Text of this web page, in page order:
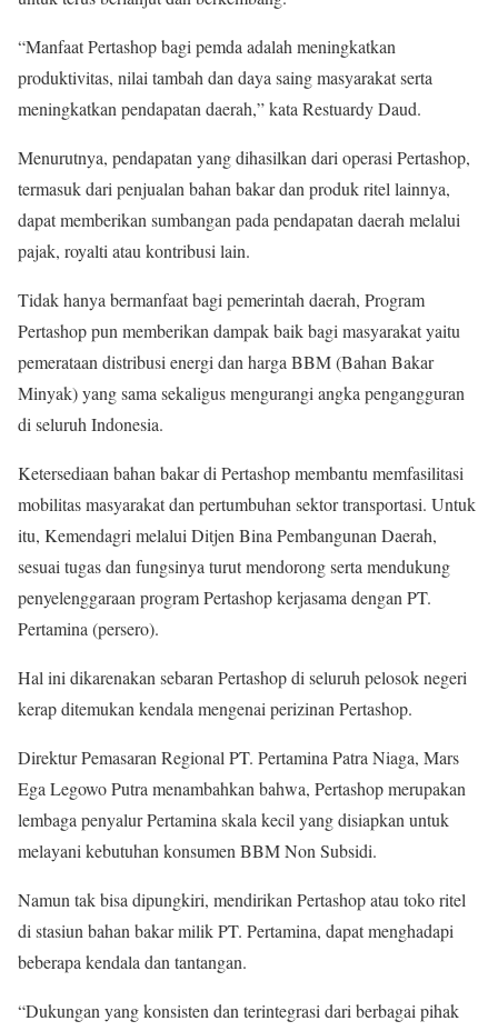
“Manfaat Pertashop bagi pemda adalah meningkatkan
produktivitas, nilai tambah dan daya saing masyarakat serta
meningkatkan pendapatan daerah,” kata Restuardy Daud.
Menurutnya, pendapatan yang dihasilkan dari operasi Pertashop,
termasuk dari penjualan bahan bakar dan produk ritel lainnya,
dapat memberikan sumbangan pada pendapatan daerah melalui
pajak, royalti atau kontribusi lain.
Tidak hanya bermanfaat bagi pemerintah daerah, Program
Pertashop pun memberikan dampak baik bagi masyarakat yaitu
pemerataan distribusi energi dan harga BBM (Bahan Bakar
Minyak) yang sama sekaligus mengurangi angka pengangguran
di seluruh Indonesia.
Ketersediaan bahan bakar di Pertashop membantu memfasilitasi
mobilitas masyarakat dan pertumbuhan sektor transportasi. Untuk
itu, Kemendagri melalui Ditjen Bina Pembangunan Daerah,
sesuai tugas dan fungsinya turut mendorong serta mendukung
penyelenggaraan program Pertashop kerjasama dengan PT.
Pertamina (persero).
Hal ini dikarenakan sebaran Pertashop di seluruh pelosok negeri
kerap ditemukan kendala mengenai perizinan Pertashop.
Direktur Pemasaran Regional PT. Pertamina Patra Niaga, Mars
Ega Legowo Putra menambahkan bahwa, Pertashop merupakan
lembaga penyalur Pertamina skala kecil yang disiapkan untuk
melayani kebutuhan konsumen BBM Non Subsidi.
Namun tak bisa dipungkiri, mendirikan Pertashop atau toko ritel
di stasiun bahan bakar milik PT. Pertamina, dapat menghadapi
beberapa kendala dan tantangan.
“Dukungan yang konsisten dan terintegrasi dari berbagai pihak